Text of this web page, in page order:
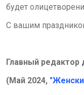
будет
С вашим
Главный
(Май 2024,